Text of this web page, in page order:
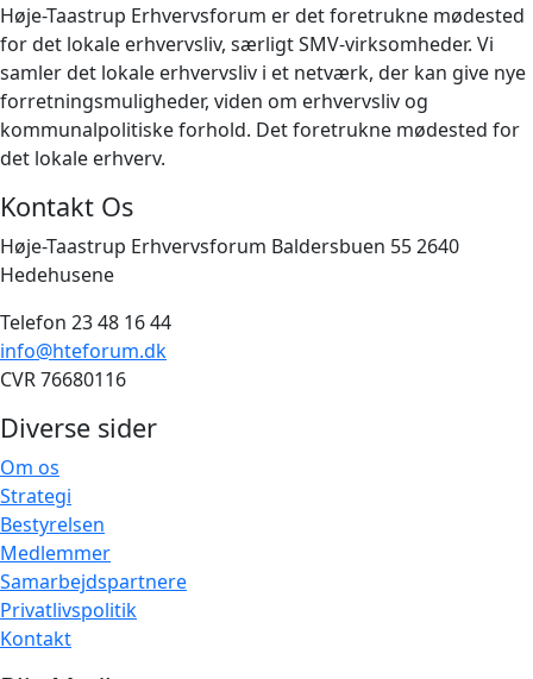
Høje-Taastrup Erhvervsforum er det foretrukne mødested
for det lokale erhvervsliv, særligt SMV-virksomheder. Vi
samler det lokale erhvervsliv i et netværk, der kan give nye
forretningsmuligheder, viden om erhvervsliv og
kommunalpolitiske forhold. Det foretrukne mødested for
det lokale erhverv.
Kontakt Os
Høje-Taastrup Erhvervsforum Baldersbuen 55 2640
Hedehusene
Telefon 23 48 16 44
info@hteforum.dk
CVR 76680116
Diverse sider
Om os
Strategi
Bestyrelsen
Medlemmer
Samarbejdspartnere
Privatlivspolitik
Kontakt